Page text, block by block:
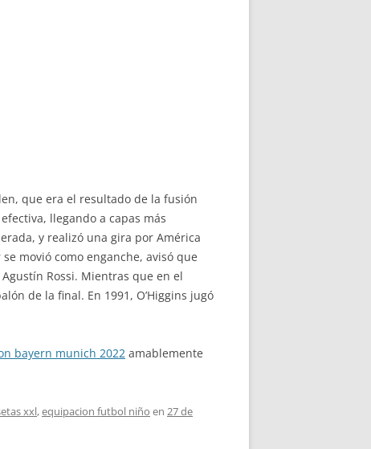
que era el resultado de la fusión
llegando a capas más
y realizó una gira por América
movió como enganche, avisó que
Rossi. Mientras que en el
de la final. En 1991, O’Higgins jugó
bayern munich 2022 amablemente
xxl,equipacion futbol niño en 27 de